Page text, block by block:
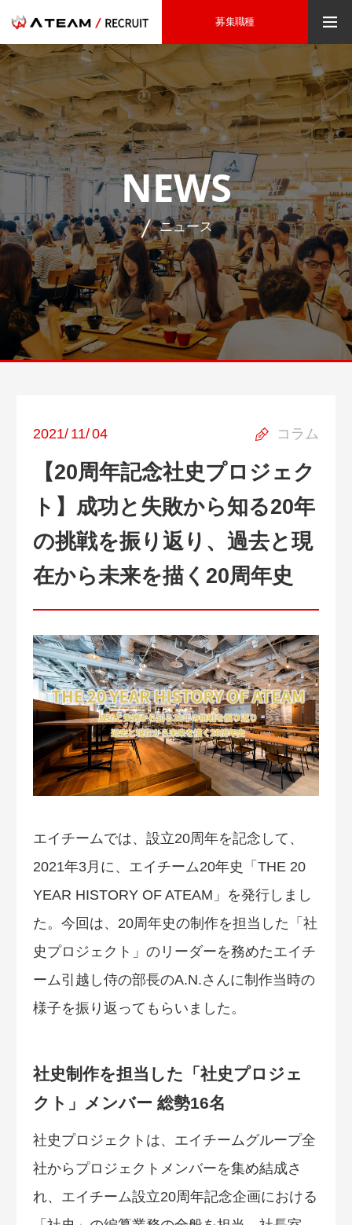
募集職種
NEWS
ニュース
コラム
2021/ 11/04
【20周年記念社史プロジェク
ト】成功と失敗から知る20年
の挑戦を振り返り、過去と現
在から未来を描く20周年史
エイチームでは、設立20周年を記念して、
2021年3月に、エイチーム20年史「THE 20
YEAR HISTORY OF ATEAM」を発行しまし
た。今回は、20周年史の制作を担当した「社
史プロジェクト」のリーダーを務めたエイチ
ーム引越し侍の部長のA.N.さんに制作当時の
様子を振り返ってもらいました。
社史制作を担当した「社史プロジェ
クト」メンバー 総勢16名
社史プロジェクトは、エイチームグループ全
社からプロジェクトメンバーを集め結成さ
れ、エイチーム設立20周年記念企画における